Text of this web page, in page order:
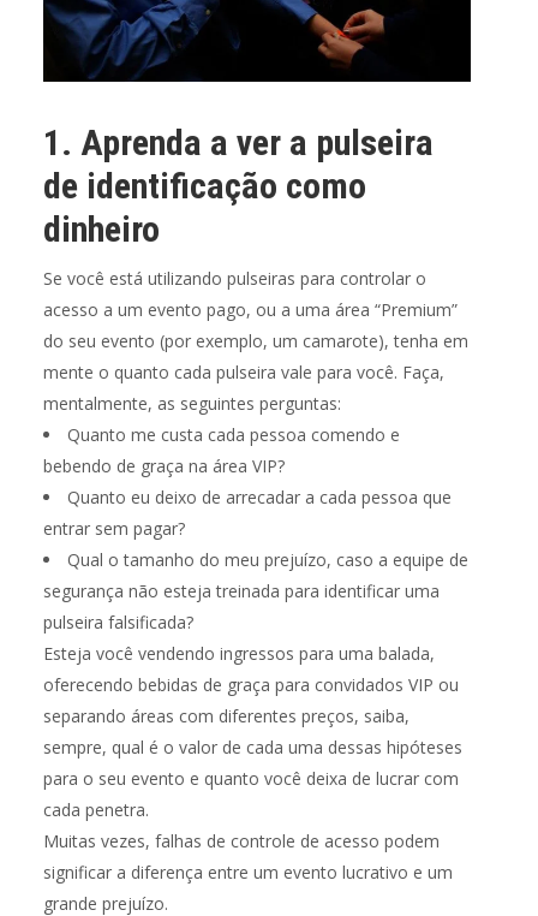
1. Aprenda a ver a pulseira
de identificação como
dinheiro
Se você está utilizando pulseiras para controlar o
acesso a um evento pago, ou a uma área “Premium”
do seu evento (por exemplo, um camarote), tenha em
mente o quanto cada pulseira vale para você. Faça,
mentalmente, as seguintes perguntas:
Quanto me custa cada pessoa comendo e
bebendo de graça na área VIP?
Quanto eu deixo de arrecadar a cada pessoa que
entrar sem pagar?
Qual o tamanho do meu prejuízo, caso a equipe de
segurança não esteja treinada para identificar uma
pulseira falsificada?
Esteja você vendendo ingressos para uma balada,
oferecendo bebidas de graça para convidados VIP ou
separando áreas com diferentes preços, saiba,
sempre, qual é o valor de cada uma dessas hipóteses
para o seu evento e quanto você deixa de lucrar com
cada penetra.
Muitas vezes, falhas de controle de acesso podem
significar a diferença entre um evento lucrativo e um
grande prejuízo.